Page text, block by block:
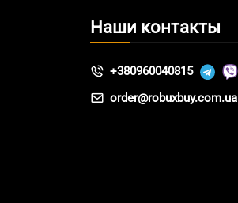
Наши контакты
+380960040815
order@robuxbuy.com.ua